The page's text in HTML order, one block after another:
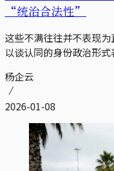
“统治合法性”
这些不满往往并不表现
以谈认同的身份政治形式
杨企云
2026-01-08